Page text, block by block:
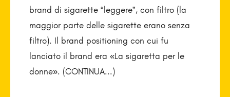
brand di sigarette “leggere”, con filtro (la
maggior parte delle sigarette erano senza
filtro). Il brand positioning con cui fu
lanciato il brand era «La sigaretta per le
donne». (CONTINUA...)